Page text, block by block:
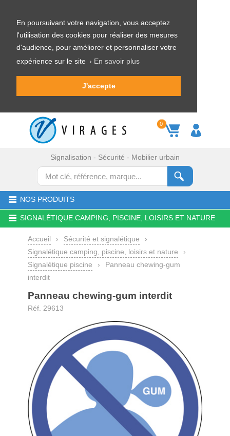
En poursuivant votre navigation, vous acceptez
l'utilisation des cookies pour réaliser des mesures
d'audience, pour améliorer et personnaliser votre
expérience sur le site › En savoir plus
J'accepte
0
Signalisation - Sécurité - Mobilier urbain
NOS PRODUITS
SIGNALÉTIQUE CAMPING, PISCINE, LOISIRS ET NATURE
Accueil › Sécurité et signalétique
›
Signalétique camping, piscine, loisirs et nature
›
Signalétique piscine
›
Panneau chewing-gum
interdit
Panneau chewing-gum interdit
Réf. 29613